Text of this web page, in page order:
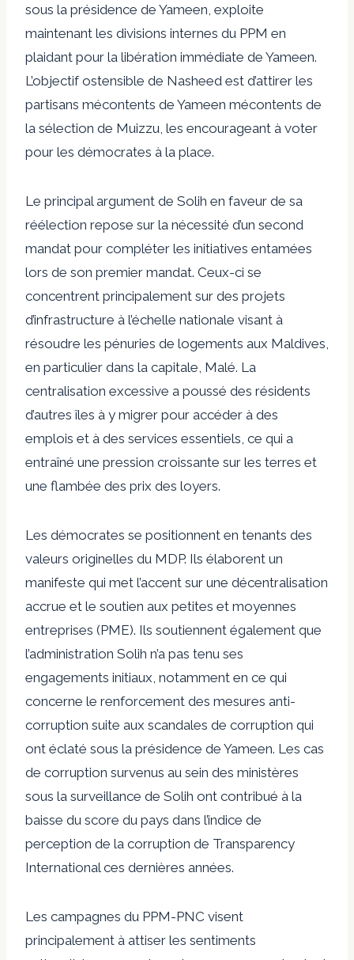
sous la présidence de Yameen, exploite
maintenant les divisions internes du PPM en
plaidant pour la libération immédiate de Yameen.
L’objectif ostensible de Nasheed est d’attirer les
partisans mécontents de Yameen mécontents de
la sélection de Muizzu, les encourageant à voter
pour les démocrates à la place.
Le principal argument de Solih en faveur de sa
réélection repose sur la nécessité d’un second
mandat pour compléter les initiatives entamées
lors de son premier mandat. Ceux-ci se
concentrent principalement sur des projets
d’infrastructure à l’échelle nationale visant à
résoudre les pénuries de logements aux Maldives,
en particulier dans la capitale, Malé. La
centralisation excessive a poussé des résidents
d’autres îles à y migrer pour accéder à des
emplois et à des services essentiels, ce qui a
entraîné une pression croissante sur les terres et
une flambée des prix des loyers.
Les démocrates se positionnent en tenants des
valeurs originelles du MDP. Ils élaborent un
manifeste qui met l’accent sur une décentralisation
accrue et le soutien aux petites et moyennes
entreprises (PME). Ils soutiennent également que
l’administration Solih n’a pas tenu ses
engagements initiaux, notamment en ce qui
concerne le renforcement des mesures anti-
corruption suite aux scandales de corruption qui
ont éclaté sous la présidence de Yameen. Les cas
de corruption survenus au sein des ministères
sous la surveillance de Solih ont contribué à la
baisse du score du pays dans l’indice de
perception de la corruption de Transparency
International ces dernières années.
Les campagnes du PPM-PNC visent
principalement à attiser les sentiments